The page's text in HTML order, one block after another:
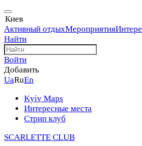
Киев
Активный отдыхМероприятия
Найти
Войти
Добавить
UaRuEn
Kyiv Maps
Интересные места
Стрип клуб
SCARLETTE CLUB